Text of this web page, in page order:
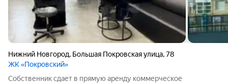
Нижний Новгород, Большая Покровская улица,78
ЖК «Покровский»
Собственник сдает в прямую аренду коммерческое